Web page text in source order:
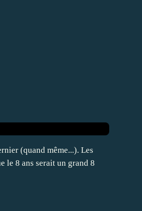
(quand même...). Les
le 8 ans serait un grand 8